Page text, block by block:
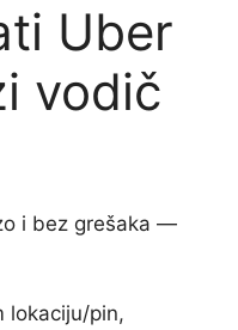
Uber
vodič
i bez grešaka —
lokaciju/pin,